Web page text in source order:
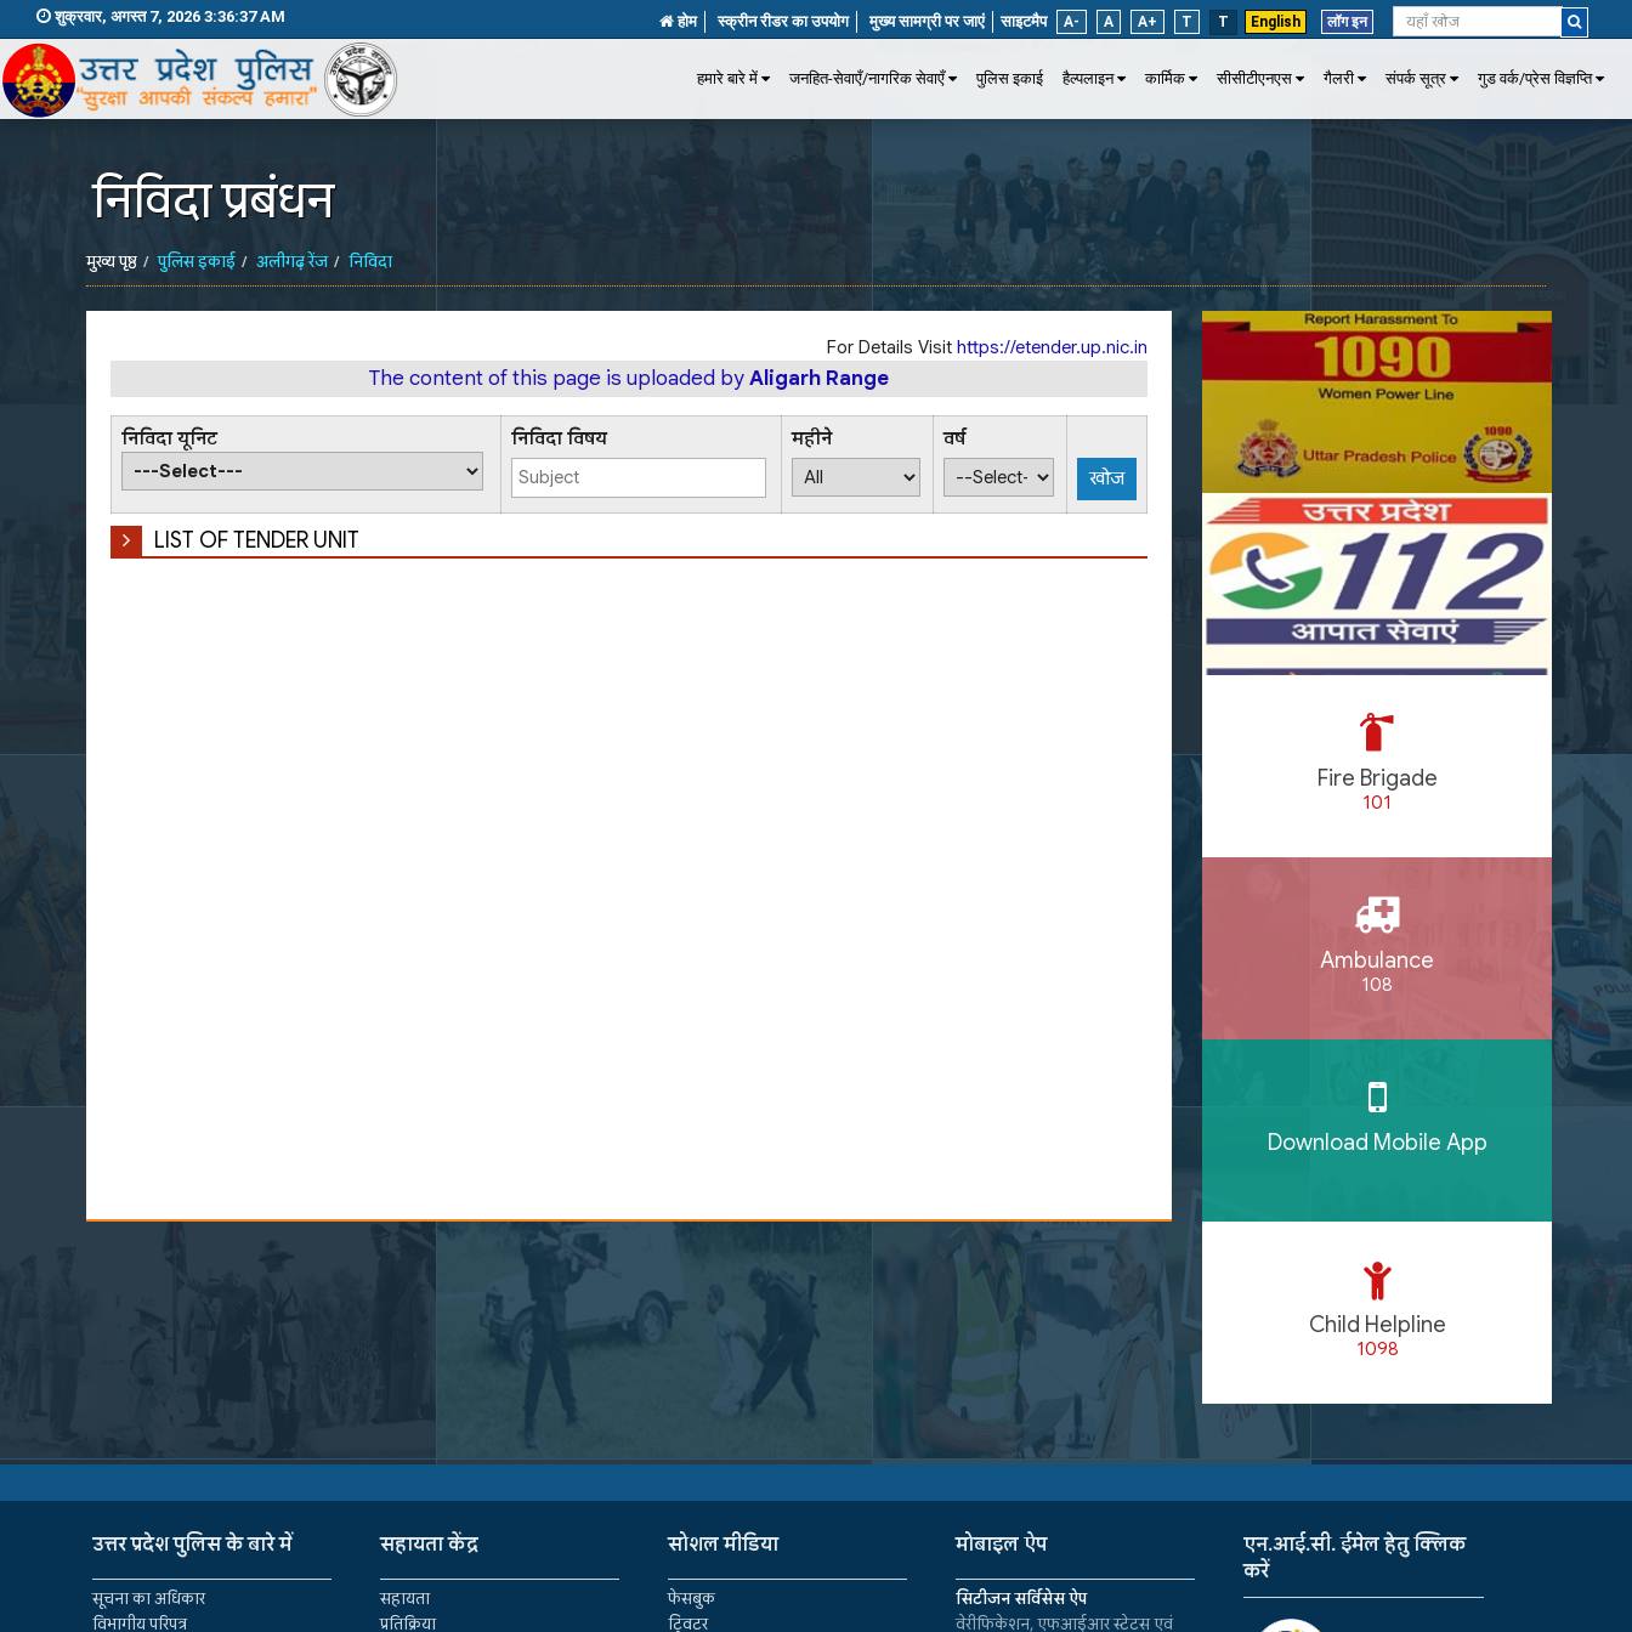
शुक्रवार, अगस्त 7, 2026 3:36:38 AM होम स्क्रीन रीडर का उपयोग मुख्य सामग्री पर जाएं साइटमैप A- A A+ T T English लॉग इन
हमारे बारे में जनहित-सेवाएँ/नागरिक सेवाएँ पुलिस इकाई हैल्पलाइन कार्मिक सीसीटीएनएस गैलरी संपर्क सूत्र गुड वर्क/प्रेस विज्ञप्ति
निविदा प्रबंधन
मुख्य पृष्ठ पुलिस इकाई अलीगढ़ रेंज निविदा
For Details Visit https://etender.up.nic.in
The content of this page is uploaded byAligarh Range
निविदा यूनिट निविदा विषय महीने वर्ष
LIST OF TENDER UNIT
Fire Brigade
101
Ambulance
108
Download Mobile App
Child Helpline
1098
उत्तर प्रदेश पुलिस के बारे में
सूचना का अधिकार
विभागीय परिपत्र
सहायता केंद्र
सहायता
प्रतिक्रिया
सोशल मीडिया
फेसबुक
ट्विटर
मोबाइल ऐप
सिटीजन सर्विसेस ऐप
वेरीफिकेशन, एफआईआर स्टेटस एवं
एन.आई.सी. ईमेल हेतु क्लिक
करें